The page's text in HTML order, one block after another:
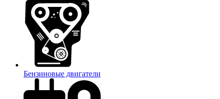
Бензиновые двигатели